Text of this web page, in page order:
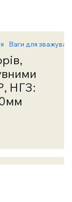
Ваги для
НГЗ: